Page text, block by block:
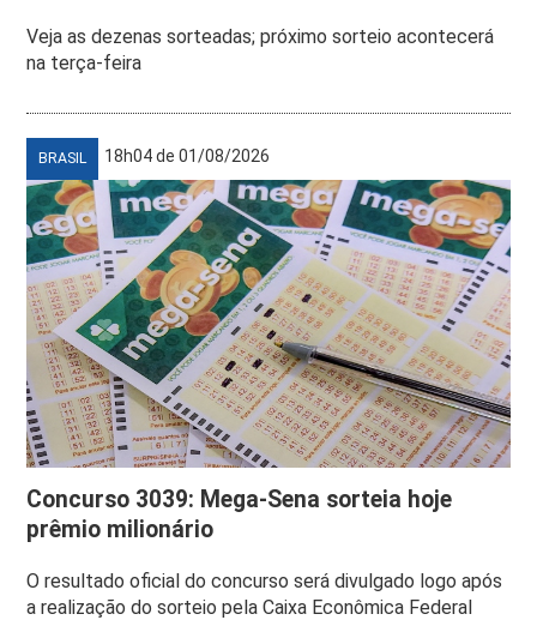
Veja as dezenas sorteadas; próximo sorteio acontecerá
na terça-feira
BRASIL 18h04 de 01/08/2026
Concurso 3039: Mega-Sena sorteia hoje
prêmio milionário
O resultado oficial do concurso será divulgado logo após
a realização do sorteio pela Caixa Econômica Federal